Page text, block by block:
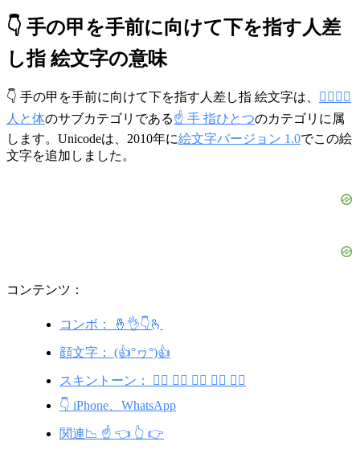
👇 手の甲を手前に向けて下を指す人差
し指 絵文字の意味
👇 手の甲を手前に向けて下を指す人差し指 絵文字は、
👩‍❤️‍💋‍👨
人と体のサブカテゴリである☝️ 手 指ひとつのカテゴリに属
します。Unicodeは、2010年に絵文字バージョン 1.0でこの絵
文字を追加しました。
コンテンツ：
コンボ： 🤞👌👇🫰
顔文字： (👍°ヮ°)👍
スキントーン： 👇🏾 👇🏿 👇🏽 👇🏻 👇🏼
👇 iPhone、WhatsApp
関連📉 ☝️ 👈 👆 👉